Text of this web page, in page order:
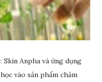
Anpha và ứng dụng
vào sản phẩm chăm